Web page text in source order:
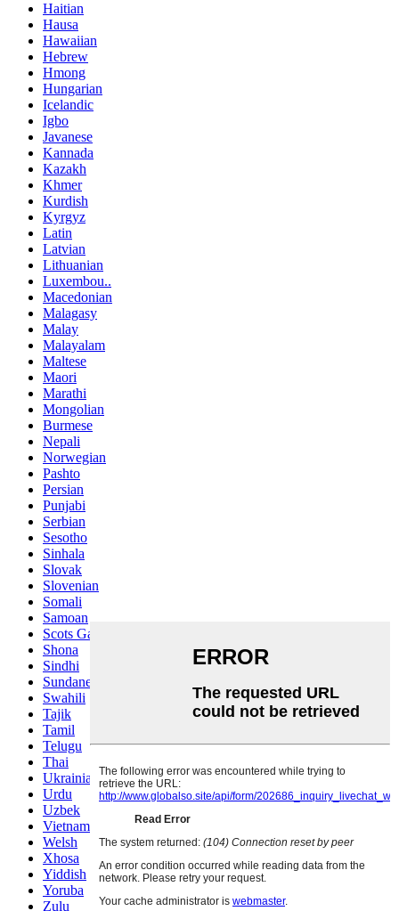
Haitian
Hausa
Hawaiian
Hebrew
Hmong
Hungarian
Icelandic
Igbo
Javanese
Kannada
Kazakh
Khmer
Kurdish
Kyrgyz
Latin
Latvian
Lithuanian
Luxembou..
Macedonian
Malagasy
Malay
Malayalam
Maltese
Maori
Marathi
Mongolian
Burmese
Nepali
Norwegian
Pashto
Persian
Punjabi
Serbian
Sesotho
Sinhala
Slovak
Slovenian
Somali
Samoan
Scots Gaelic
Shona
Sindhi
Sundanese
Swahili
Tajik
Tamil
Telugu
Thai
Ukrainian
Urdu
Uzbek
Vietnamese
Welsh
Xhosa
Yiddish
Yoruba
Zulu